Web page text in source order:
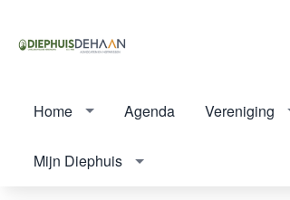
Home Agenda Vereniging
Mijn Diephuis